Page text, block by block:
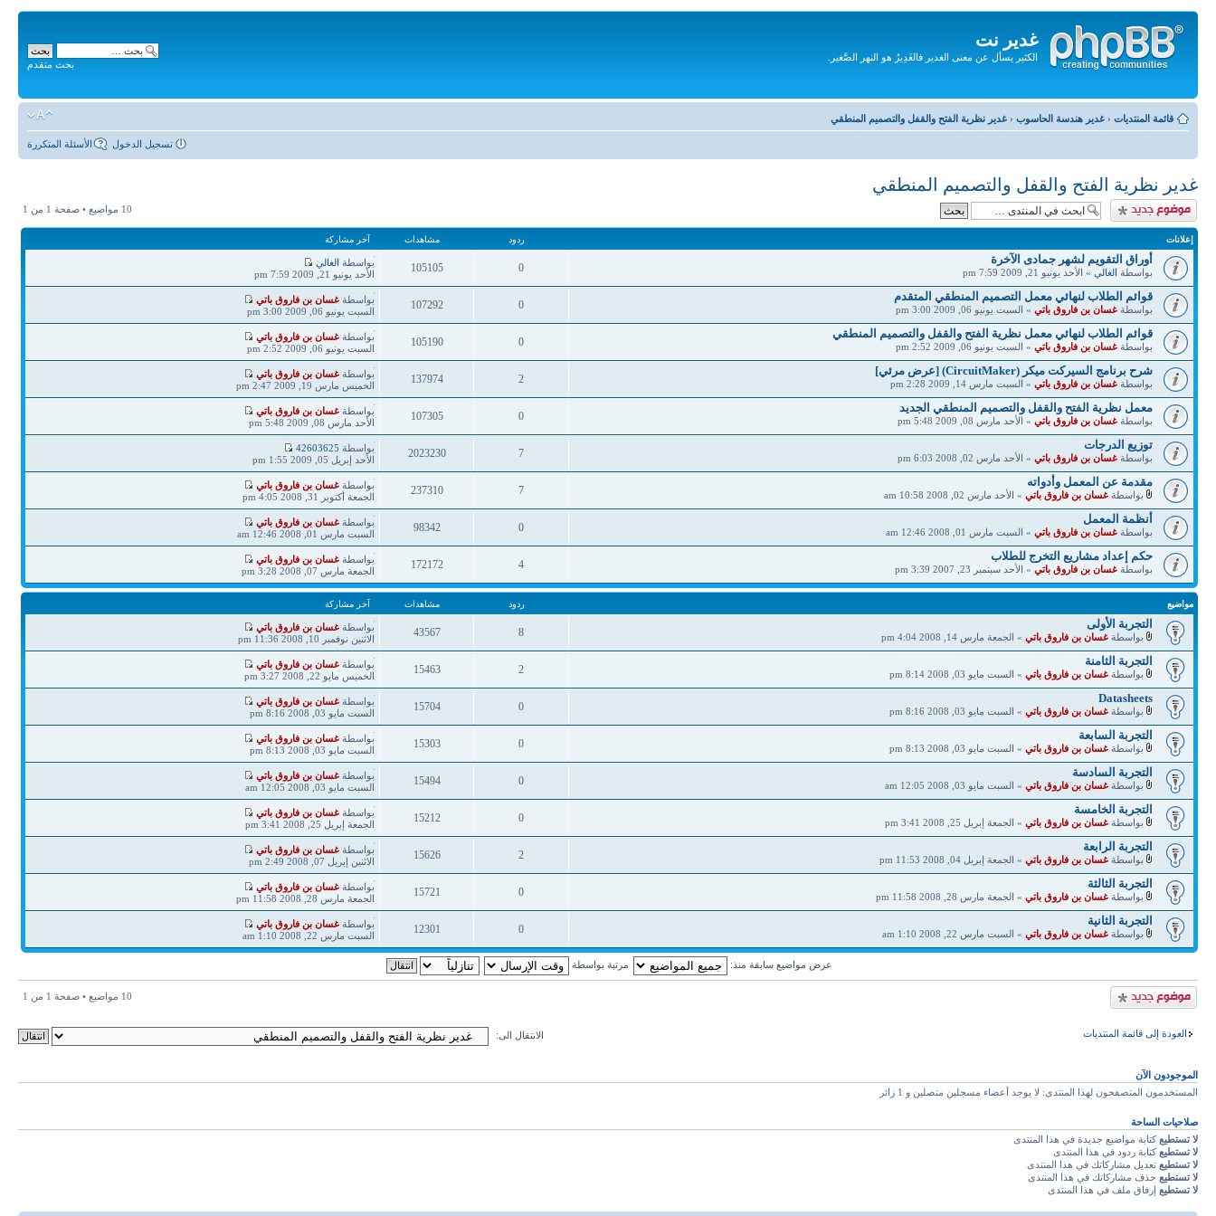
غدير نت
الكثير يسأل عن معنى الغدير فالغَدِيرُ هو النهر الصَّغير.
المحتويات
بحث متقدم
قائمة المنتديات ‹ غدير هندسة الحاسوب ‹ غدير نظرية الفتح والقفل والتصميم المنطقي
الأسئلة المتكررة تسجيل الدخول
غدير نظرية الفتح والقفل والتصميم المنطقي
إضافة موضوع جديد 10 مواضيع • صفحة 1 من 1
إعلانات ردود مشاهدات آخر مشاركة
أوراق التقويم لشهر جمادى الآخرة
بواسطة الغالي » الأحد يونيو 21, 2009 7:59 pm
0
ردود
105105
مشاهدات
آخر
مشاركة
بواسطة الغالي
الأحد يونيو 21, 2009 7:59 pm
قوائم الطلاب لنهائي معمل التصميم المنطقي المتقدم
بواسطة غسان بن فاروق باتي » السبت يونيو 06, 2009 3:00 pm
0
107292
آخر
مشاركة
بواسطة غسان بن فاروق باتي
السبت يونيو 06, 2009 3:00 pm
قوائم الطلاب لنهائي معمل نظرية الفتح والقفل والتصميم المنطقي
بواسطة غسان بن فاروق باتي » السبت يونيو 06, 2009 2:52 pm
0
ردود
105190
مشاهدات
آخر
مشاركة
بواسطة غسان بن فاروق باتي
السبت يونيو 06, 2009 2:52 pm
شرح برنامج السيركت ميكر (CircuitMaker) [عرض مرئي]
بواسطة غسان بن فاروق باتي » السبت مارس 14, 2009 2:28 pm
2
137974
آخر
مشاركة
بواسطة غسان بن فاروق باتي
الخميس مارس 19, 2009 2:47 pm
معمل نظرية الفتح والقفل والتصميم المنطقي الجديد
بواسطة غسان بن فاروق باتي » الأحد مارس 08, 2009 5:48 pm
0
ردود
107305
مشاهدات
آخر
مشاركة
بواسطة غسان بن فاروق باتي
الأحد مارس 08, 2009 5:48 pm
توزيع الدرجات
بواسطة غسان بن فاروق باتي » الأحد مارس 02, 2008 6:03 pm
7
2023230
آخر
مشاركة
بواسطة 42603625
الأحد إبريل 05, 2009 1:55 pm
مقدمة عن المعمل وأدواته
بواسطة غسان بن فاروق باتي » الأحد مارس 02, 2008 10:58 am
7
ردود
237310
مشاهدات
آخر
مشاركة
بواسطة غسان بن فاروق باتي
الجمعة أكتوبر 31, 2008 4:05 pm
أنظمة المعمل
بواسطة غسان بن فاروق باتي » السبت مارس 01, 2008 12:46 am
0
98342
آخر
مشاركة
بواسطة غسان بن فاروق باتي
السبت مارس 01, 2008 12:46 am
حكم إعداد مشاريع التخرج للطلاب
بواسطة غسان بن فاروق باتي » الأحد سبتمبر 23, 2007 3:39 pm
4
ردود
172172
مشاهدات
آخر
مشاركة
بواسطة غسان بن فاروق باتي
الجمعة مارس 07, 2008 3:28 pm
مواضيع ردود مشاهدات آخر مشاركة
التجربة الأولى
بواسطة غسان بن فاروق باتي » الجمعة مارس 14, 2008 4:04 pm
8
43567
آخر
مشاركة
بواسطة غسان بن فاروق باتي
الاثنين نوفمبر 10, 2008 11:36 pm
التجربة الثامنة
بواسطة غسان بن فاروق باتي » السبت مايو 03, 2008 8:14 pm
2
ردود
15463
مشاهدات
آخر
مشاركة
بواسطة غسان بن فاروق باتي
الخميس مايو 22, 2008 3:27 pm
Datasheets
بواسطة غسان بن فاروق باتي » السبت مايو 03, 2008 8:16 pm
0
15704
آخر
مشاركة
بواسطة غسان بن فاروق باتي
السبت مايو 03, 2008 8:16 pm
التجربة السابعة
بواسطة غسان بن فاروق باتي » السبت مايو 03, 2008 8:13 pm
0
ردود
15303
مشاهدات
آخر
مشاركة
بواسطة غسان بن فاروق باتي
السبت مايو 03, 2008 8:13 pm
التجربة السادسة
بواسطة غسان بن فاروق باتي » السبت مايو 03, 2008 12:05 am
0
15494
آخر
مشاركة
بواسطة غسان بن فاروق باتي
السبت مايو 03, 2008 12:05 am
التجربة الخامسة
بواسطة غسان بن فاروق باتي » الجمعة إبريل 25, 2008 3:41 pm
0
ردود
15212
مشاهدات
آخر
مشاركة
بواسطة غسان بن فاروق باتي
الجمعة إبريل 25, 2008 3:41 pm
التجربة الرابعة
بواسطة غسان بن فاروق باتي » الجمعة إبريل 04, 2008 11:53 pm
2
15626
آخر
مشاركة
بواسطة غسان بن فاروق باتي
الاثنين إبريل 07, 2008 2:49 pm
التجربة الثالثة
بواسطة غسان بن فاروق باتي » الجمعة مارس 28, 2008 11:58 pm
0
ردود
15721
مشاهدات
آخر
مشاركة
بواسطة غسان بن فاروق باتي
الجمعة مارس 28, 2008 11:58 pm
التجربة الثانية
بواسطة غسان بن فاروق باتي » السبت مارس 22, 2008 1:10 am
0
ردود
12301
مشاهدات
آخر
مشاركة
بواسطة غسان بن فاروق باتي
السبت مارس 22, 2008 1:10 am
عرض مواضيع سابقة منذ: مرتبة بواسطة
إضافة موضوع جديد 10 مواضيع • صفحة 1 من 1
العودة إلى قائمة المنتديات الانتقال الى:
الموجودون الآن
المستخدمون المتصفحون لهذا المنتدى: لا يوجد أعضاء مسجلين متصلين و 1 زائر
صلاحيات الساحة
لا تستطيع كتابة مواضيع جديدة في هذا المنتدى
لا تستطيع كتابة ردود في هذا المنتدى
لا تستطيع تعديل مشاركاتك في هذا المنتدى
لا تستطيع حذف مشاركاتك في هذا المنتدى
لا تستطيع إرفاق ملف في هذا المنتدى